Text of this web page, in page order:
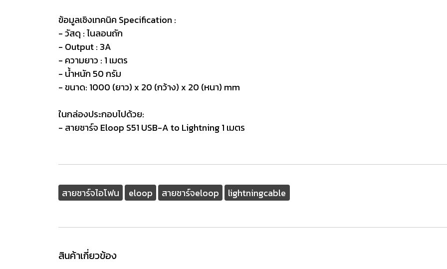
ข้อมูลเชิงเทคนิค Specification :
- วัสดุ : ไนลอนถัก
- Output : 3A
- ความยาว : 1 เมตร
- น้ำหนัก 50 กรัม
- ขนาด: 1000 (ยาว) x 20 (กว้าง) x 20 (หนา) mm
ในกล่องประกอบไปด้วย:
- สายชาร์จ Eloop S51 USB-A to Lightning 1 เมตร
สายชาร์จไอโฟน eloop สายชาร์จeloop lightningcable
สินค้าเกี่ยวข้อง